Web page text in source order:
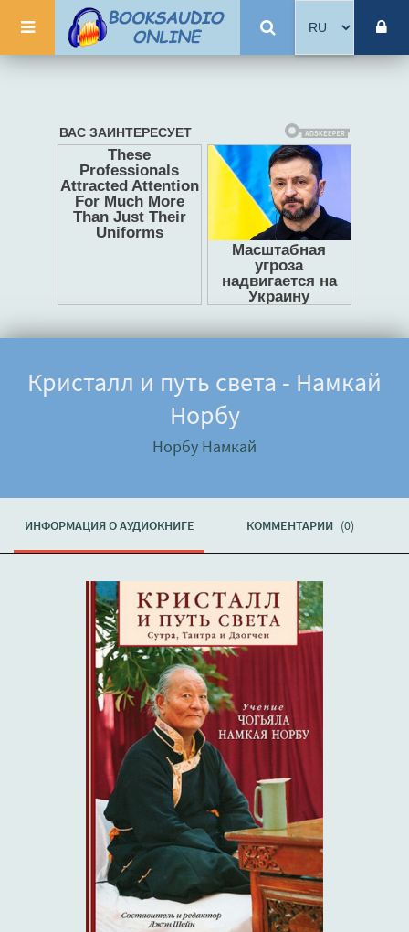
Кристалл и путь света - Намкай
Норбу
Норбу Намкай
ИНФОРМАЦИЯ О АУДИОКНИГЕ КОММЕНТАРИИ (0)